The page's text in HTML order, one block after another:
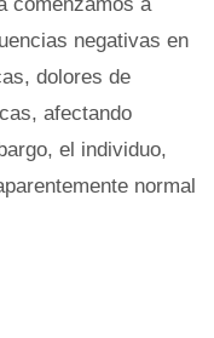
negativas en
dolores de
afectando
el individuo,
normal